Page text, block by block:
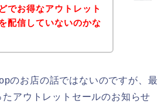
でお得なアウトレット
配信していないのかな
のお店の話ではないのですが、最
アウトレットセールのお知らせ